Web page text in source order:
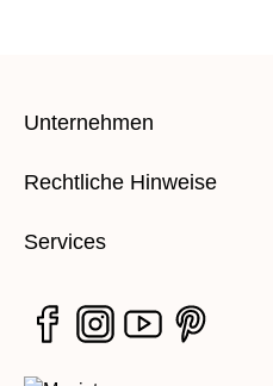
Unternehmen
Rechtliche Hinweise
Services